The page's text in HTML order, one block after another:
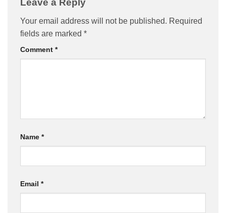
Leave a Reply
Your email address will not be published. Required
fields are marked *
Comment *
Name *
Email *